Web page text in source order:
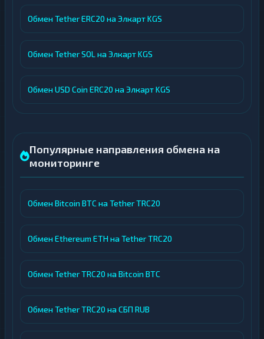
Обмен Tether ERC20 на Элкарт KGS
Обмен Tether SOL на Элкарт KGS
Обмен USD Coin ERC20 на Элкарт KGS
Популярные направления обмена на
мониторинге
Обмен Bitcoin BTC на Tether TRC20
Обмен Ethereum ETH на Tether TRC20
Обмен Tether TRC20 на Bitcoin BTC
Обмен Tether TRC20 на СБП RUB